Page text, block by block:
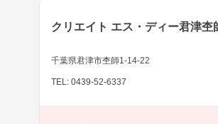
クリエイト エス・ディー君津杢
千葉県君津市杢師1-14-22
TEL: 0439-52-6337